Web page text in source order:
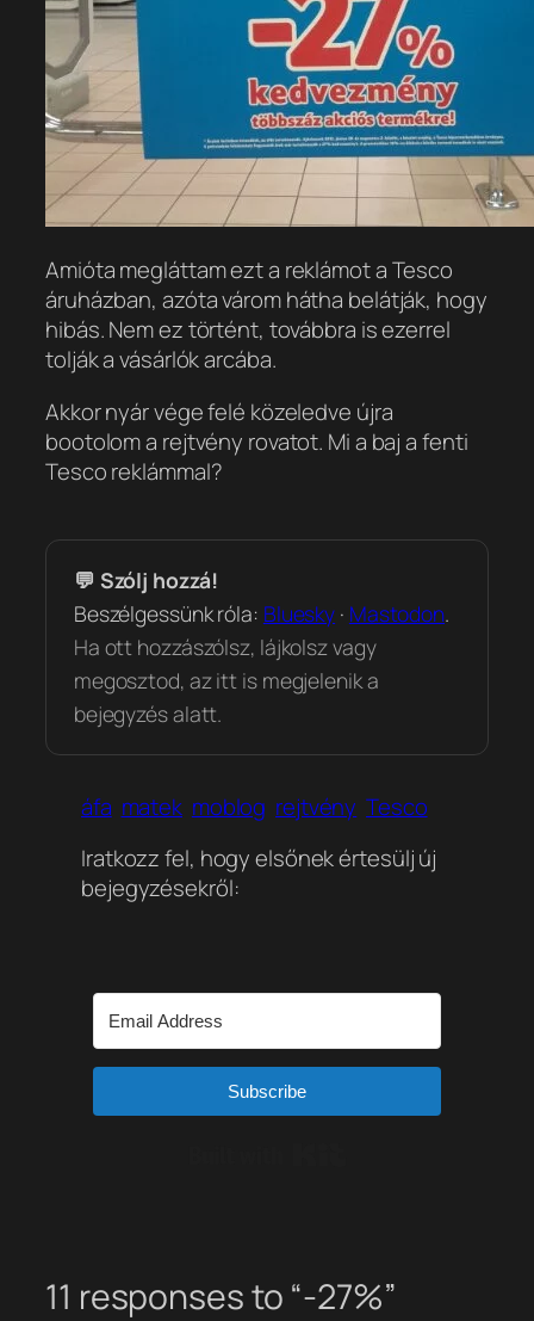
Amióta megláttam ezt a reklámot a Tesco
áruházban, azóta várom hátha belátják, hogy
hibás. Nem ez történt, továbbra is ezerrel
tolják a vásárlók arcába.
Akkor nyár vége felé közeledve újra
bootolom a rejtvény rovatot. Mi a baj a fenti
Tesco reklámmal?
💬 Szólj hozzá!
Beszélgessünk róla: Bluesky · Mastodon.
Ha ott hozzászólsz, lájkolsz vagy
megosztod, az itt is megjelenik a
bejegyzés alatt.
áfa matek moblog rejtvény Tesco
Iratkozz fel, hogy elsőnek értesülj új
bejegyzésekről:
Subscribe
11 responses to “-27%”